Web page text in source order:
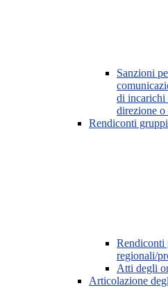
Sanzioni
di incarichi
direzione
Rendiconti
Rendiconti
regionali/
Atti degli
Articolazione